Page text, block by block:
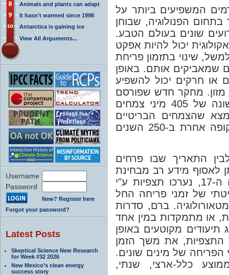
Animals and plants can adapt
It hasn't warmed since 1998
Antarctica is gaining ice
View All Arguments...
Username
Password
New? Register here
Forgot your password?
Latest Posts
Skeptical Science New Research
for Week #32 2026
New Mexico’s clean energy
success story
המשפיעים ביותר על
בתחום הפנולוגיה, שבוחן
שונים בעולם הטבע.
יכול להיות אפקט
שינוי בתזמון פריחת
שמאביקים אותם. באופן
או חרקים יכול להשפיע
מחקר חדש שפורסם
ניתח כמעט 400,000 תיעודי פריחה ראשונה של 405 מיני צמחים
שהצמחים הבריטיים
פורחים כעת מוקדם יותר מאשר בכל תקופה אחרת ב-250 השנים
התאריך שבו פרחים
לאסוף מידע רב מבחינת
תאריכי פריחה בעבר. מאז אמצע המאה ה-17, נערכו תצפיות ע"י
של זמני פריחה החל
למטאורולוגיה. ברם, סדרות
או מתמקדות במין אחד
למיזוג תיעודים מקוטעים באופן
התצפיות, את משך הזמן
של מינים שונים.
כלל-ארצי, שנתי,